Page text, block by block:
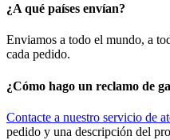
¿A qué países envían?
Enviamos a todo el mundo, a
cada pedido.
¿Cómo hago un reclamo de
Contacte a nuestro servicio de
pedido y una descripción del